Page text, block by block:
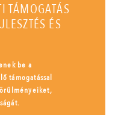
TÁMOGATÁS
ÉS
be a
támogatással